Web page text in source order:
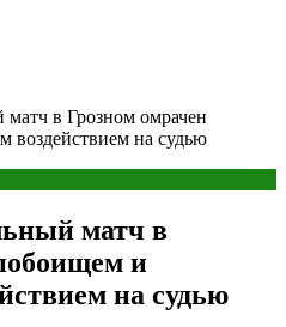
в Грозном омрачен
воздействием на судью
матч в
и
на судью